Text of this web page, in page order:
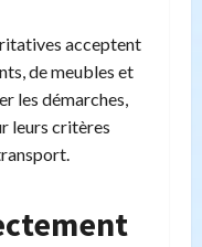
acceptent
de meubles et
les démarches,
leurs critères